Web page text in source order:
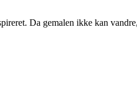
Da gemalen ikke kan